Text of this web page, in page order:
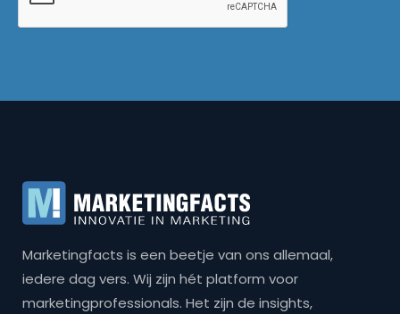
Marketingfacts is een beetje van ons allemaal,
iedere dag vers. Wij zijn hét platform voor
marketingprofessionals. Het zijn de insights,